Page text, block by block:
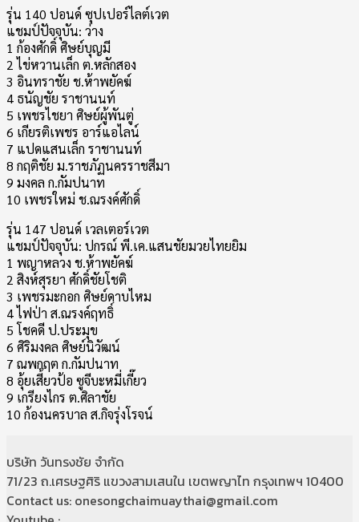
รุ่น 140 ปอนด์ ซุปเปอร์ไลต์เวต
แชมป์ปัจจุบัน: ว่าง
1 ก้องศักดิ์ ศิษย์บุญมี
2 ไข่หวานเล็ก ต.หลักสอง
3 อินทราชัย ช.ห้าพยัคฆ์
4 ธนัญชัย ราชานนท์
5 เพชรไชยา ศิษย์ผู้พันตู่
6 เกียรติเพชร อาร์แอไลน์
7 แปดแสนเล็ก ราชานนท์
8 กฤติชัย ม.ราชภัฏนครราชสีมา
9 มงคล ก.กัมปนาท
10 เพชรใหม่ ช.ณรงค์ศักดิ์
รุ่น 147 ปอนด์ เวลเตอร์เวต
แชมป์ปัจจุบัน: ปกรณ์ พี.เค.แสนชัยมวยไทยยิม
1 พญาหลวง ช.ห้าพยัคฆ์
2 สิงห์สุรยา ศักดิ์ชัยโชติ
3 เพชรมะกอก ศิษย์ดาบไหม
4 ไฟป่า ส.ณรงค์ฤทธิ์
5 โชคดี ป.ประมุข
6 ศิริมงคล ศิษย์นิวัฒน์
7 ณพกฤต ก.กัมปนาท
8 อุ้ยเสี้ยวป้อ ซูจีบะหมี่เกี๊ยว
9 เกรียงไกร ต.ศิลาชัย
10 ก้องนครบาล ส.กิจรุ่งโรจน์
บริษัท วันทรงชัย จำกัด
71/23 ถ.เศรษฐศิริ แขวงสามเสนใน เขตพญาไท กรุงเทพฯ 10400
Contact us: onesongchaimuaythai@gmail.com